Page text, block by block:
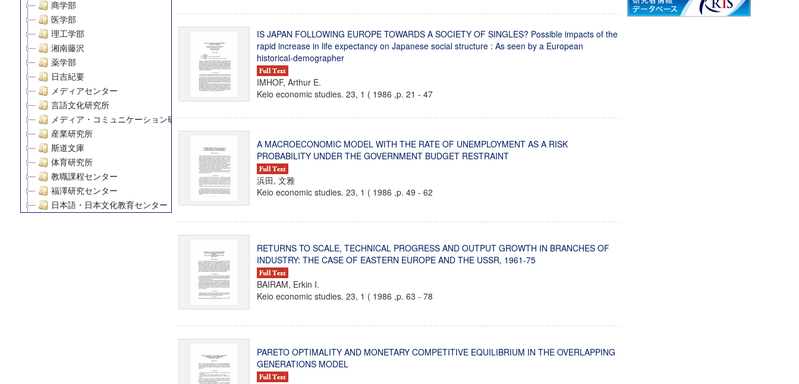
商学部
医学部
理工学部
湘南藤沢
薬学部
日吉紀要
メディアセンター
言語文化研究所
メディア・コミュニケーション研究所
産業研究所
斯道文庫
体育研究所
教職課程センター
福澤研究センター
日本語・日本文化教育センター
グローバルリサーチインスティテュート
博士課程教育リーディングプログラム「超成熟社会発展のサイエンス」
IS JAPAN FOLLOWING EUROPE TOWARDS A SOCIETY OF SINGLES? Possible impacts of the
rapid increase in life expectancy on Japanese social structure : As seen by a European
historical-demographer
IMHOF, Arthur E.
Keio economic studies. 23, 1 ( 1986 ,p. 21 - 47
A MACROECONOMIC MODEL WITH THE RATE OF UNEMPLOYMENT AS A RISK
PROBABILITY UNDER THE GOVERNMENT BUDGET RESTRAINT
浜田, 文雅
Keio economic studies. 23, 1 ( 1986 ,p. 49 - 62
RETURNS TO SCALE, TECHNICAL PROGRESS AND OUTPUT GROWTH IN BRANCHES OF
INDUSTRY: THE CASE OF EASTERN EUROPE AND THE USSR, 1961-75
BAIRAM, Erkin I.
Keio economic studies. 23, 1 ( 1986 ,p. 63 - 78
PARETO OPTIMALITY AND MONETARY COMPETITIVE EQUILIBRIUM IN THE OVERLAPPING
GENERATIONS MODEL